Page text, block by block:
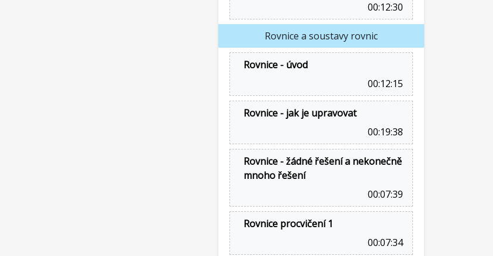
00:12:30
Rovnice a soustavy rovnic
Rovnice - úvod
00:12:15
Rovnice - jak je upravovat
00:19:38
Rovnice - žádné řešení a nekonečně
mnoho řešení
00:07:39
Rovnice procvičení 1
00:07:34